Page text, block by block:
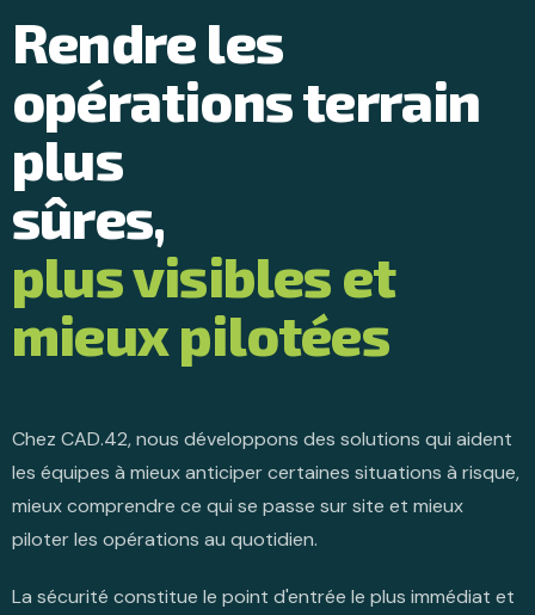
Rendre les
opérations terrain
plus
sûres,
plus visibles et
mieux pilotées
Chez CAD.42, nous développons des solutions qui aident
les équipes à mieux anticiper certaines situations à risque,
mieux comprendre ce qui se passe sur site et mieux
piloter les opérations au quotidien.
La sécurité constitue le point d'entrée le plus immédiat et